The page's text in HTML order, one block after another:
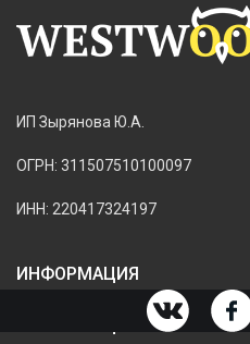
ИП Зырянова Ю.А.
ОГРН: 311507510100097
ИНН: 220417324197
ИНФОРМАЦИЯ
ИНФОРМАЦИЯ О МАГАЗИНЕ